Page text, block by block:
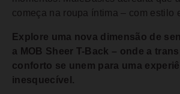
começa na roupa íntima – com estilo
Explore uma nova dimensão de
a MOB Sheer T-Back – onde a
conforto se unem para uma
inesquecível.